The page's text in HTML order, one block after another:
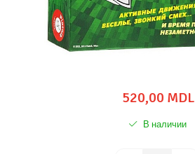
520,00 MDL
В наличии